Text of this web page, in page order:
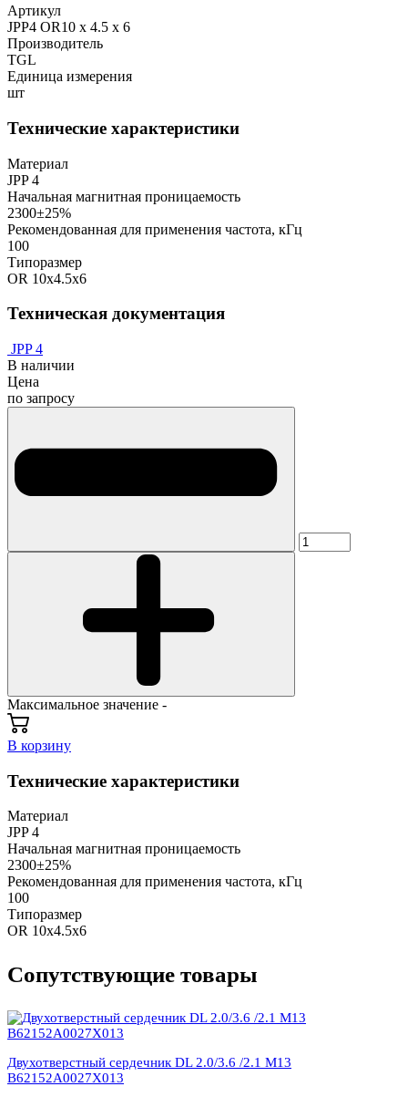
Артикул
JPP4 OR10 х 4.5 х 6
Производитель
TGL
Единица измерения
шт
Технические характеристики
Материал
JPP 4
Начальная магнитная проницаемость
2300±25%
Рекомендованная для применения частота, кГц
100
Типоразмер
OR 10х4.5х6
Техническая документация
JPP 4
В наличии
Цена
по запросу
Максимальное значение -
В корзину
Технические характеристики
Материал
JPP 4
Начальная магнитная проницаемость
2300±25%
Рекомендованная для применения частота, кГц
100
Типоразмер
OR 10х4.5х6
Сопутствующие товары
Двухотверстный сердечник DL 2.0/3.6 /2.1 M13
B62152A0027X013